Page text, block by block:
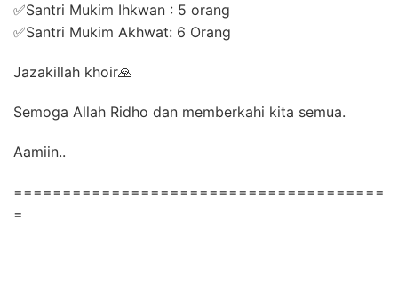
✅Santri Mukim Ihkwan : 5 orang
✅Santri Mukim Akhwat: 6 Orang
Jazakillah khoir🙏
Semoga Allah Ridho dan memberkahi kita semua.
Aamiin..
======================================
=